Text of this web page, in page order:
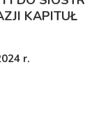
KAPITUŁ
r.